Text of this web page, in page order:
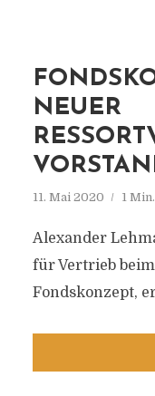
NEUER
11. Mai 2020 1
Alexander
für Vertrieb
Fondskonzept,